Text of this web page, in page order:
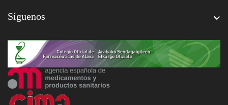
Síguenos 